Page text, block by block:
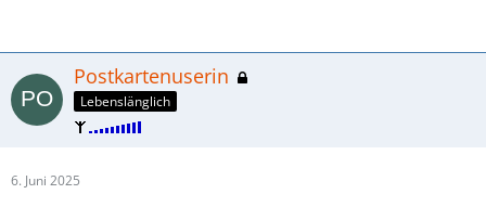
Postkartenuserin
Lebenslänglich
6. Juni 2025